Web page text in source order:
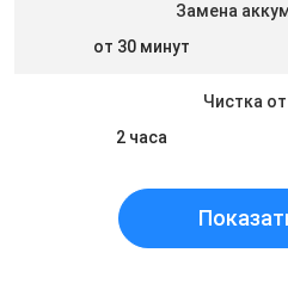
Замена
от 30 минут
Чистка
2 часа